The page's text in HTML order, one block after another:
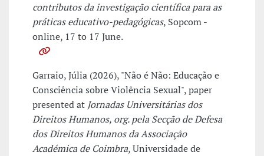
contributos da investigação científica para as
práticas educativo-pedagógicas, Sopcom -
online, 17 to 17 June.
Garraio, Júlia (2026), "Não é Não: Educação e
Consciência sobre Violência Sexual", paper
presented at Jornadas Universitárias dos
Direitos Humanos, org. pela Secção de Defesa
dos Direitos Humanos da Associação
Académica de Coimbra, Universidade de